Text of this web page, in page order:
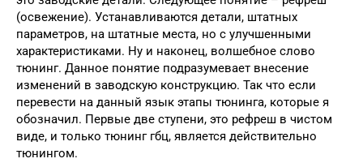
(освежение). Устанавливаются детали, штатных
параметров, на штатные места, но с улучшенными
характеристиками. Ну и наконец, волшебное слово
тюнинг. Данное понятие подразумевает внесение
изменений в заводскую конструкцию. Так что если
перевести на данный язык этапы тюнинга, которые я
обозначил. Первые две ступени, это рефреш в чистом
виде, и только тюнинг гбц, является действительно
тюнингом.